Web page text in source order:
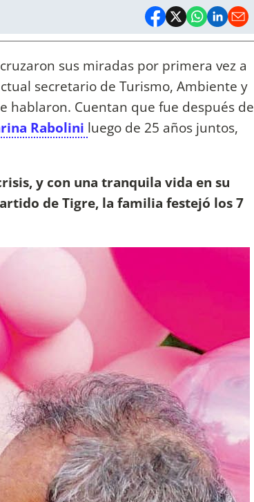
sus miradas por primera vez a
secretario de Turismo, Ambiente y
hablaron. Cuentan que fue después de
Rabolini luego de 25 años juntos,
y con una tranquila vida en su
de Tigre, la familia festejó los 7